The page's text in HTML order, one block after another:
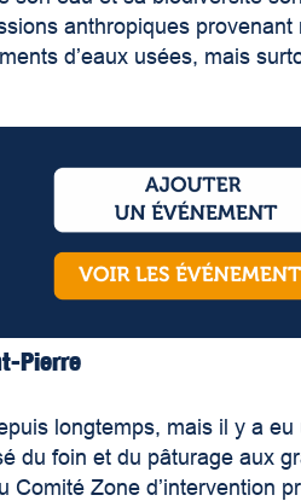
anthropiques
d’eaux usées, mais
Pierre
longtemps, mais il y a
du foin et du pâturage aux
Comité Zone d’intervention